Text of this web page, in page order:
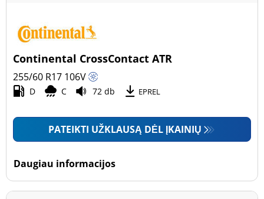
Continental CrossContact ATR
255/60 R17 106V
D C 72 db EPREL
PATEIKTI UŽKLAUSĄ DĖL ĮKAINIŲ
Daugiau informacijos